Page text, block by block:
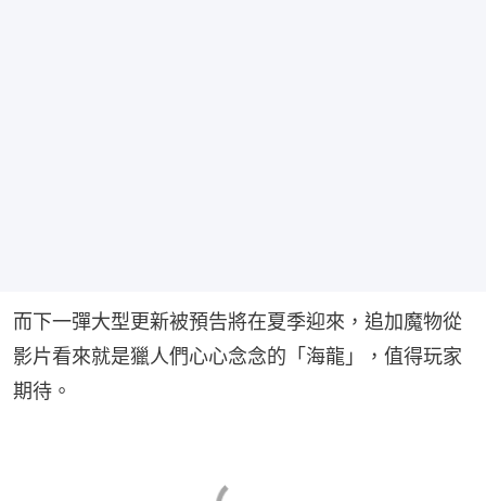
而下一彈大型更新被預告將在夏季迎來，追加魔物從
影片看來就是獵人們心心念念的「海龍」，值得玩家
期待。